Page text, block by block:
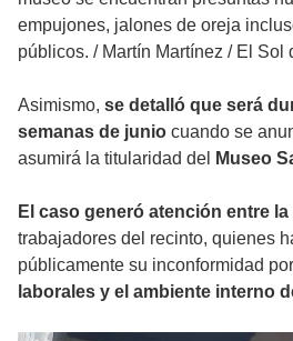
empujones, jalones de oreja
públicos. / Martín Martínez / El Sol
Asimismo, se detalló que será
semanas de junio cuando se
asumirá la titularidad del
Museo
El caso generó atención entre
trabajadores del recinto, quienes
públicamente su inconformidad por
laborales y el ambiente interno